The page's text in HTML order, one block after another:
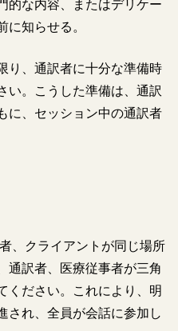
的な内容、またはデリケー
に知らせる。
り、通訳者に十分な準備時
い。こうした準備は、通訳
に、セッション中の通訳者
、クライアントが同じ場所
通訳者、医療従事者が三角
ください。これにより、明
され、全員が会話に参加し